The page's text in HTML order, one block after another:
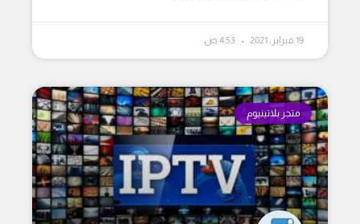
19 فبراير، 2021
متجر بلاتينيوم